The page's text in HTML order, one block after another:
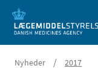
Nyheder / 2017